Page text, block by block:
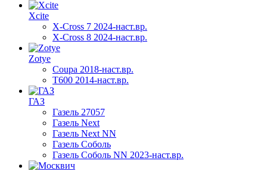
Xcite
X-Cross 7 2024-наст.вр.
X-Cross 8 2024-наст.вр.
Zotye
Coupa 2018-наст.вр.
T600 2014-наст.вр.
ГАЗ
Газель 27057
Газель Next
Газель Next NN
Газель Соболь
Газель Соболь NN 2023-наст.вр.